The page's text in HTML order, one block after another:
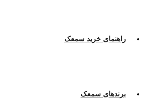
راهنمای خرید سمعک
برندهای سمعک